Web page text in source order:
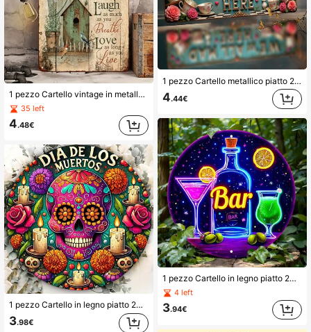
1 pezzo Cartello vintage in metallo 8"X12" "Riuniti qui con gratitudine" (8"X12"/20cm*30cm), Targa in metallo per stanza, Cartello vintage divertente per esterno, Decorazione per la casa, Decorazione per bar e casa, Stile con fori casuali
35 left
4.48€
1 pezzo Cartello in legno piatto 2D con donna, fiore e teschio di zucchero per le vacanze, decorazione per il Giorno dei Morti, da appendere alla parete, adatto per casa, soggiorno, con fori pre-forati come mostrato nella tabella delle dimensioni
3.98€
1 pezzo Cartello metallico piatto 2D retrò "Siamo tutti pazzi qui" - Striscia decorativa in metallo retrò 10*40 cm con design a fiori e tazze - Idea regalo unica, decorazione per l'atmosfera emotiva della casa, stile come mostrato nella tabella delle dimensioni
4.44€
1 pezzo Cartello in legno piatto 2D a tema limone e bevande, stile retrò al neon da 8 pollici, adatto per casa, garage, ristorante, caffetteria, bar, decorazione della stanza, decorazione per feste, con fori pre-praticati, stile casuale dei fori
4 left
3.94€